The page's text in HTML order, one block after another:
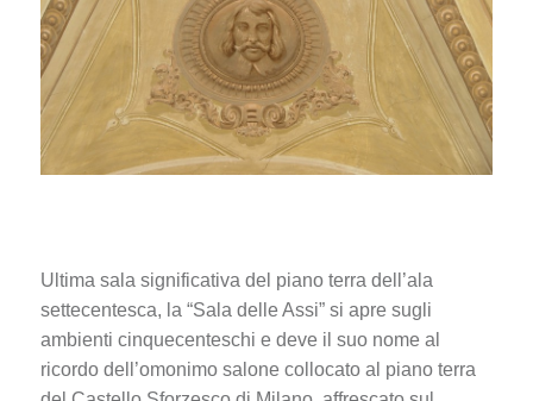
Ultima sala significativa del piano terra dell’ala
settecentesca, la “Sala delle Assi” si apre sugli
ambienti cinquecenteschi e deve il suo nome al
ricordo dell’omonimo salone collocato al piano terra